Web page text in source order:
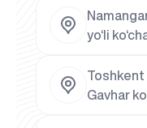
yo‘li
Toshkent
Gavhar